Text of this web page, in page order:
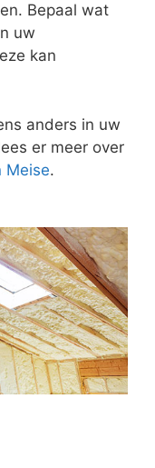
Bepaal wat
uw
kan
anders in uw
er meer over
Meise.